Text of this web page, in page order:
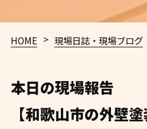
HOME > 現場日誌・現場ブログ
本日の現場報告
【和歌山市の外壁